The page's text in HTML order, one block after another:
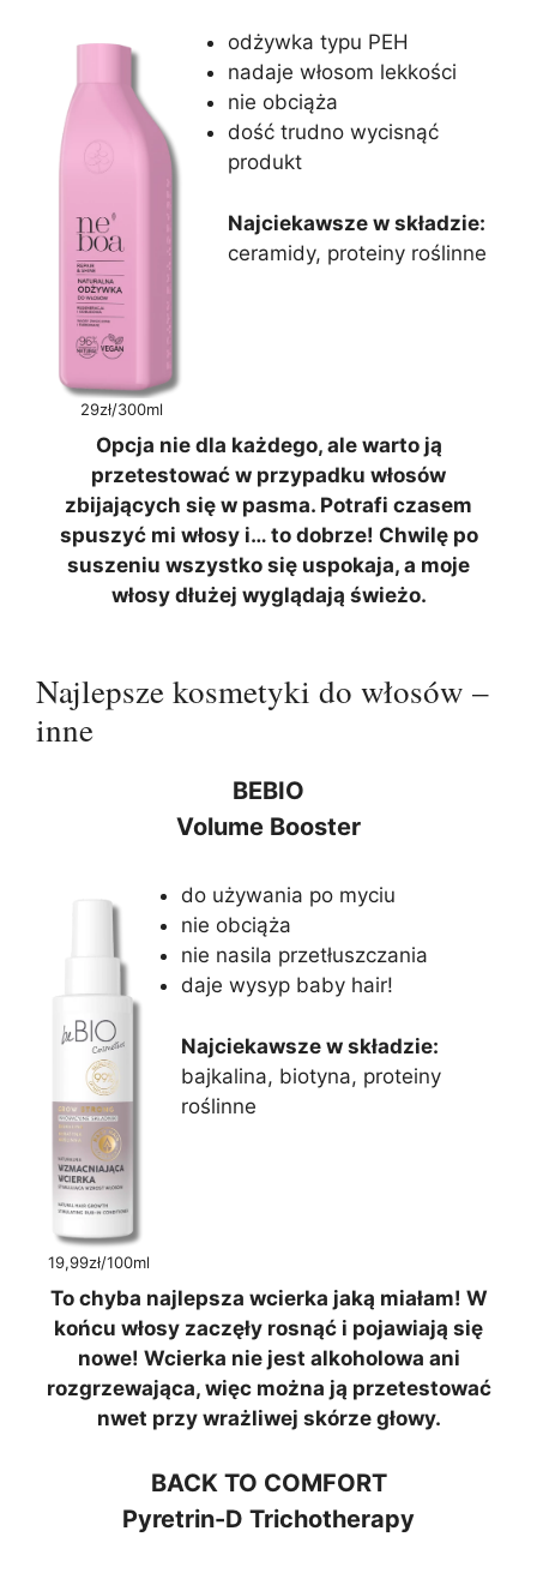
29zł/300ml
odżywka typu PEH
nadaje włosom lekkości
nie obciąża
dość trudno wycisnąć
produkt
Najciekawsze w składzie:
ceramidy, proteiny roślinne
Opcja nie dla każdego, ale warto ją
przetestować w przypadku włosów
zbijających się w pasma. Potrafi czasem
spuszyć mi włosy i… to dobrze! Chwilę po
suszeniu wszystko się uspokaja, a moje
włosy dłużej wyglądają świeżo.
Najlepsze kosmetyki do włosów –
inne
BEBIO
Volume Booster
19,99zł/100ml
do używania po myciu
nie obciąża
nie nasila przetłuszczania
daje wysyp baby hair!
Najciekawsze w składzie:
bajkalina, biotyna, proteiny
roślinne
To chyba najlepsza wcierka jaką miałam! W
końcu włosy zaczęły rosnąć i pojawiają się
nowe! Wcierka nie jest alkoholowa ani
rozgrzewająca, więc można ją przetestować
nwet przy wrażliwej skórze głowy.
BACK TO COMFORT
Pyretrin-D Trichotherapy